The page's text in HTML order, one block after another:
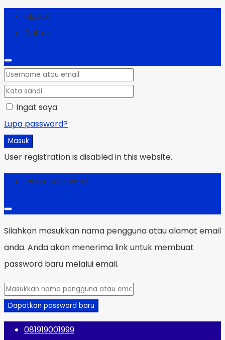
Masuk
Daftar
Ingat saya
Lupa password?
Masuk
User registration is disabled in this website.
Reset Password
Silahkan masukkan nama pengguna atau alamat email
anda. Anda akan menerima link untuk membuat
password baru melalui email.
Dapatkan password baru
081919001999